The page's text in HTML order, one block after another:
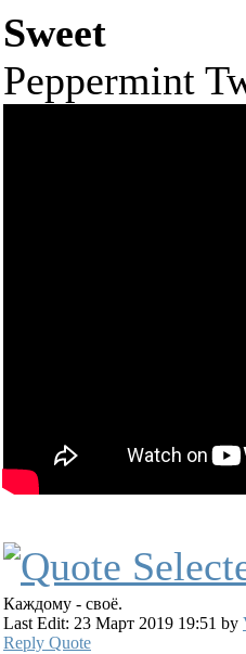
Sweet
Peppermint
Каждому - своё.
Last Edit: 23 Март 2019 19:51 by
Reply Quote